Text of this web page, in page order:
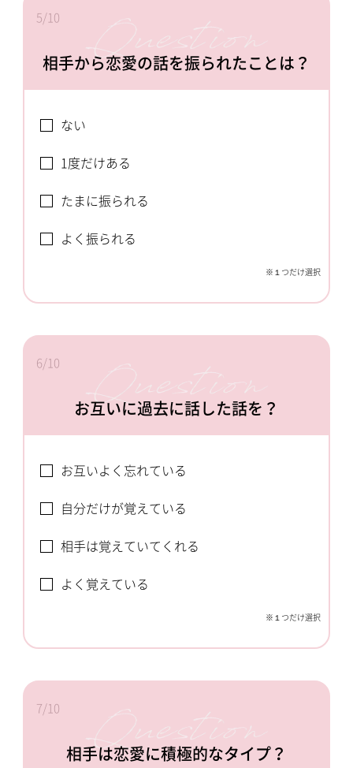
5/10
相手から恋愛の話を振られたことは？
ない
1度だけある
たまに振られる
よく振られる
※１つだけ選択
6/10
お互いに過去に話した話を？
お互いよく忘れている
自分だけが覚えている
相手は覚えていてくれる
よく覚えている
※１つだけ選択
7/10
相手は恋愛に積極的なタイプ？